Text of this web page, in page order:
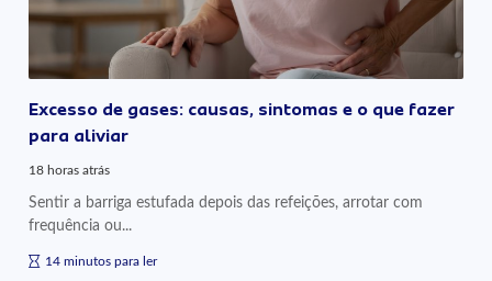
Excesso de gases: causas, sintomas e o que fazer
para aliviar
18 horas atrás
Sentir a barriga estufada depois das refeições, arrotar com
frequência ou...
14 minutos para ler